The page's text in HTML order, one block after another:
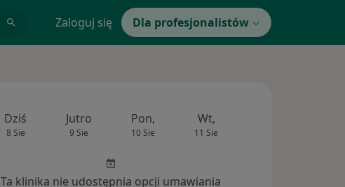
Zaloguj się Dla profesjonalistów
Dziś
8 Sie
Jutro
9 Sie
Pon,
10 Sie
Wt,
11 Sie
Ta klinika nie udostępnia opcji umawiania